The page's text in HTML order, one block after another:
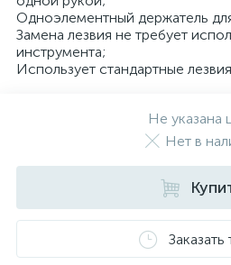
Одноэлементный держатель
Замена лезвия не требует
инструмента;
Использует стандартные
Не указана
Нет в
Заказать